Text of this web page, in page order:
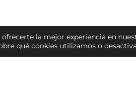
la mejor experiencia en
qué cookies utilizamos o